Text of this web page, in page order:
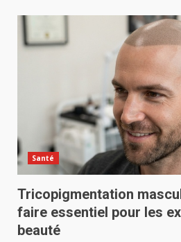
Santé
Tricopigmentation
faire essentiel pour les
beauté